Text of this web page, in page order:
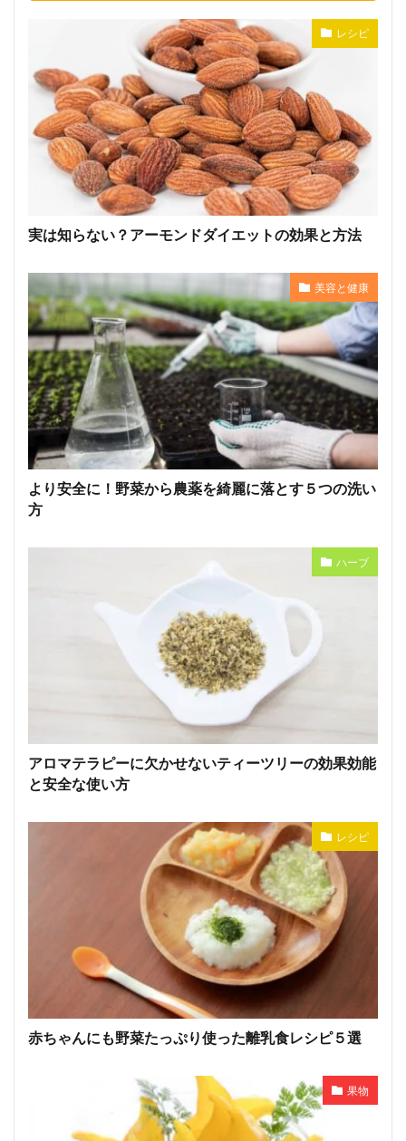
レシピ
実は知らない？アーモンドダイエットの効果と方法
美容と健康
より安全に！野菜から農薬を綺麗に落とす５つの洗い
方
ハーブ
アロマテラピーに欠かせないティーツリーの効果効能
と安全な使い方
レシピ
赤ちゃんにも野菜たっぷり使った離乳食レシピ５選
果物